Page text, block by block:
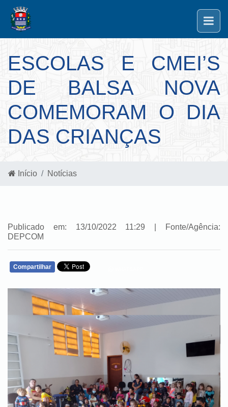
ESCOLAS E CMEI’S
DE BALSA NOVA
COMEMORAM O DIA
DAS CRIANÇAS
Início Notícias
Publicado em: 13/10/2022 11:29 | Fonte/Agência:
DEPCOM
Compartilhar